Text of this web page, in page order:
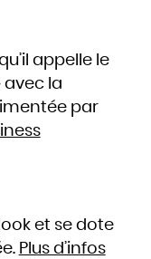
appelle le
avec la
par
et se dote
Plus d’infos